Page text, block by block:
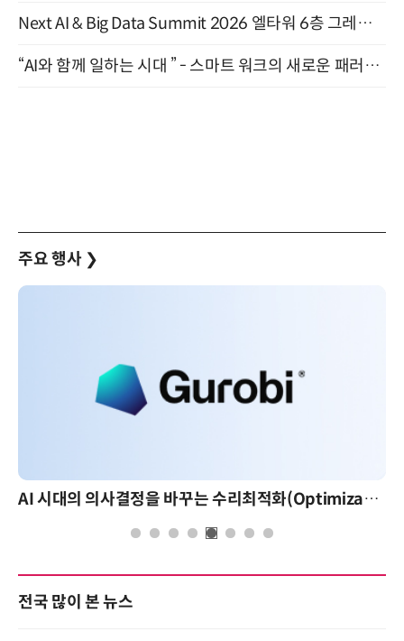
Next AI & Big Data Summit 2026 엘타워 6층 그레이스홀 개최 (9/18)
“AI와 함께 일하는 시대 ” - 스마트 워크의 새로운 패러다임 (9/11)
주요 행사 ❯
AI 시대의 의사결정을 바꾸는 수리최적화(Optimization): 실제 산업 적용 사례와 활용 전략
전국 많이 본 뉴스